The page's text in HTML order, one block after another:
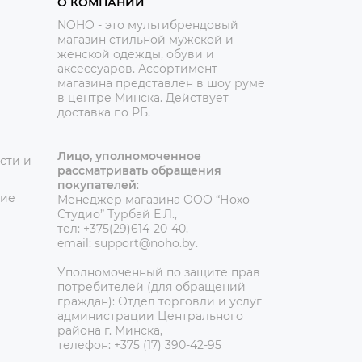
и
NOHO - это мультибрендовый
магазин стильной мужской и
женской одежды, обуви и
аксессуаров. Ассортимент
магазина представлен в шоу руме
в центре Минска. Действует
доставка по РБ.
Лицо, уполномоченное
рассматривать обращения
покупателей:
Менеджер магазина ООО “Нохо
Студио” Турбай Е.Л.,
тел: +375(29)614-20-40,
email: support@noho.by.
Уполномоченный по защите прав
потребителей (для обращений
граждан): Отдел торговли и услуг
администрации Центрального
района г. Минска,
телефон: +375 (17) 390-42-95